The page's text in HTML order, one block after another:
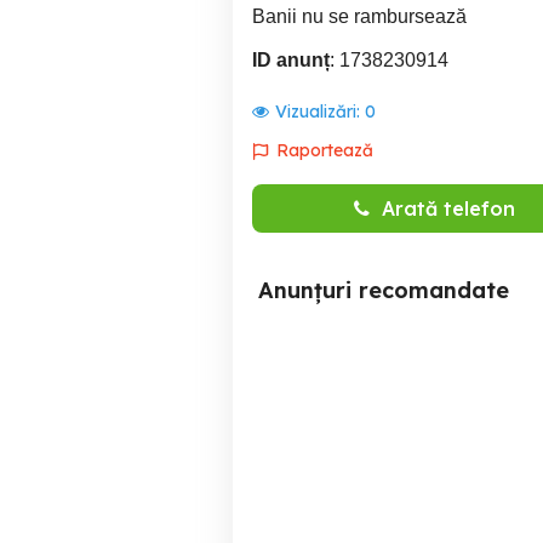
Banii nu se rambursează
ID anunț: 1738230914
Vizualizări: 0
Raportează
Arată telefon
Anunțuri recomandate